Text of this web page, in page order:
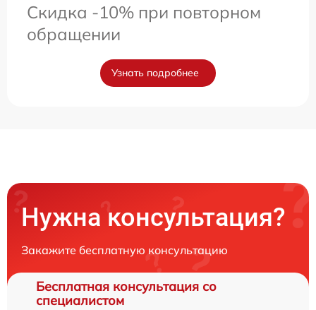
Скидка -10% при повторном
обращении
Узнать подробнее
Нужна консультация?
Закажите бесплатную консультацию
Бесплатная консультация со
специалистом